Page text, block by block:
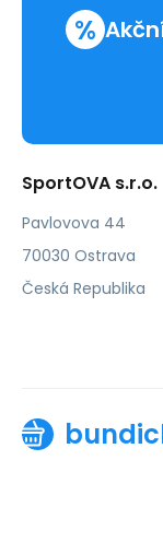
%
SportOVA s.r.o.
Pavlovova 44
70030 Ostrava
Česká Republika